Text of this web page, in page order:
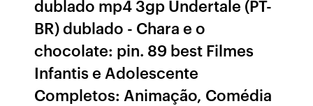
dublado mp4 3gp Undertale (PT-
BR) dublado - Chara e o
chocolate: pin. 89 best Filmes
Infantis e Adolescente
Completos: Animação, Comédia